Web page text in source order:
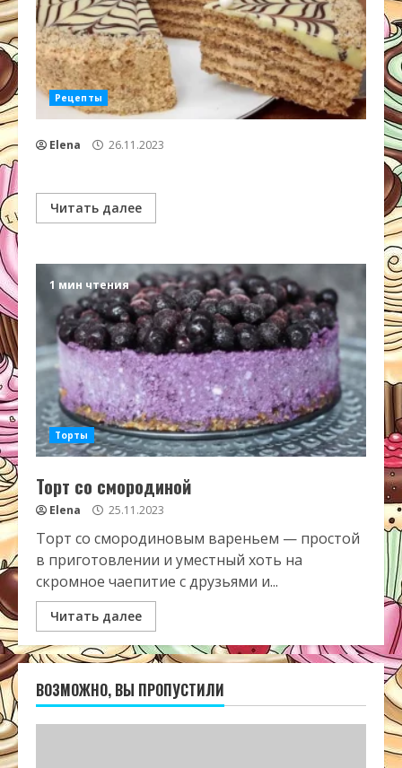
Рецепты
Elena 26.11.2023
Читать далее
1 мин чтения
Торты
Торт со смородиной
Elena 25.11.2023
Торт со смородиновым вареньем — простой
в приготовлении и уместный хоть на
скромное чаепитие с друзьями и...
Читать далее
ВОЗМОЖНО, ВЫ ПРОПУСТИЛИ